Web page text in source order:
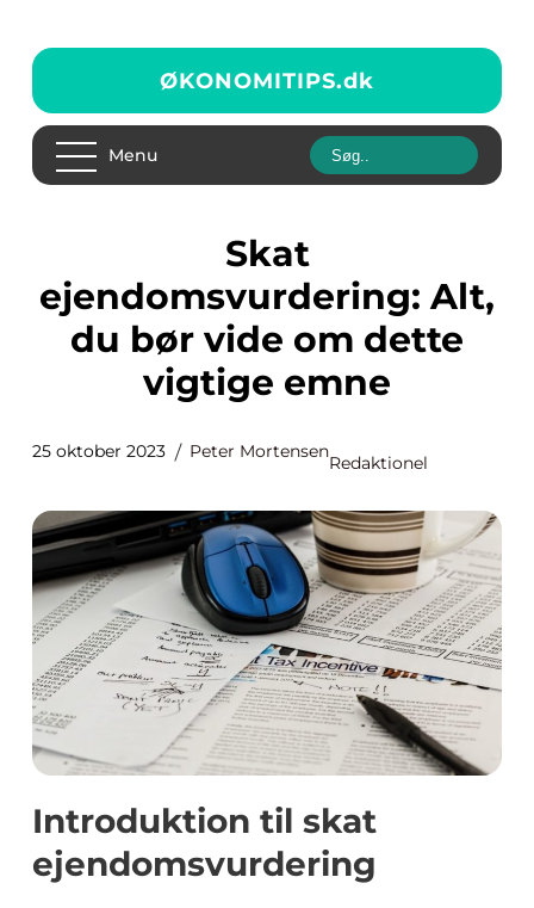
ØKONOMITIPS.dk
Menu
Skat
ejendomsvurdering: Alt,
du bør vide om dette
vigtige emne
25 oktober 2023 Peter Mortensen
Redaktionel
Introduktion til skat
ejendomsvurdering